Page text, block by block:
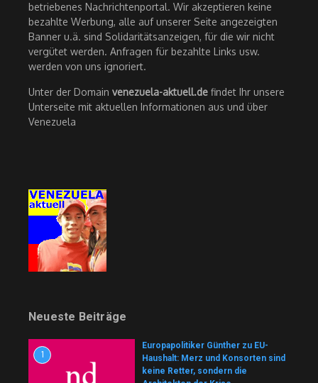
betriebenes Nachrichtenportal. Wir akzeptieren keine
bezahlte Werbung, alle auf unserer Seite angezeigten
Banner u.ä. sind Solidaritätsanzeigen, für die wir nicht
vergütet werden. Anfragen für bezahlte Links usw.
werden von uns ignoriert.
Unter der Domain venezuela-aktuell.de findet Ihr unsere
Unterseite mit aktuellen Informationen aus und über
Venezuela
Neueste Beiträge
1
Europapolitiker Günther zu EU-
Haushalt: Merz und Konsorten sind
keine Retter, sondern die